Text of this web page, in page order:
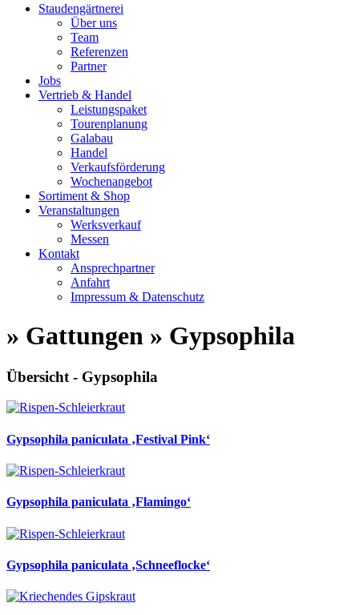
Staudengärtnerei
Über uns
Team
Referenzen
Partner
Jobs
Vertrieb & Handel
Leistungspaket
Tourenplanung
Galabau
Handel
Verkaufsförderung
Wochenangebot
Sortiment & Shop
Veranstaltungen
Werksverkauf
Messen
Kontakt
Ansprechpartner
Anfahrt
Impressum & Datenschutz
» Gattungen » Gypsophila
Übersicht - Gypsophila
Gypsophila paniculata ‚Festival Pink‘
Gypsophila paniculata ‚Flamingo‘
Gypsophila paniculata ‚Schneeflocke‘